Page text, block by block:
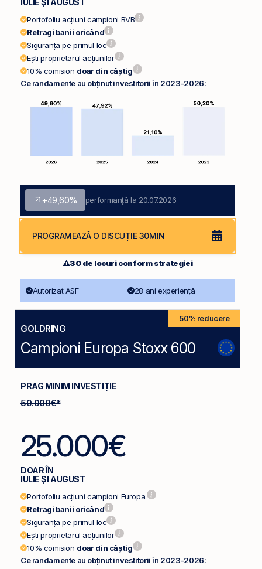
IULIE ȘI AUGUST
Portofoliu acțiuni campioni BVB
Retragi banii oricând
Siguranța pe primul loc
Ești proprietarul acțiunilor
10% comision doar din câștig
Ce randamente au obținut investitorii în 2023-2026:
+49,60% performanță la 20.07.2026
PROGRAMEAZĂ O DISCUȚIE 30MIN
⚠️30 de locuri conform strategiei
Autorizat ASF 28 ani experiență
50% reducere
GOLDRING
Campioni Europa Stoxx 600
PRAG MINIM INVESTIȚIE
50.000€*
25.000€
DOAR ÎN
IULIE ȘI AUGUST
Portofoliu acțiuni campioni Europa.
Retragi banii oricând
Siguranța pe primul loc
Ești proprietarul acțiunilor
10% comision doar din câștig
Ce randamente au obținut investitorii în 2023-2026: